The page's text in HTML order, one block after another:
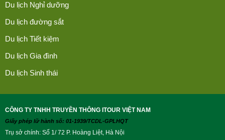
Du lịch Nghỉ dưỡng
Du lịch đường sắt
Du lịch Tiết kiệm
Du lịch Gia đình
Du lịch Sinh thái
CÔNG TY TNHH TRUYỀN THÔNG ITOUR VIỆT NAM
Giấy phép lữ hành số: 01-1939/TCDL-GPLHQT
Trụ sở chính: Số 1/ 72 P. Hoàng Liệt, Hà Nội